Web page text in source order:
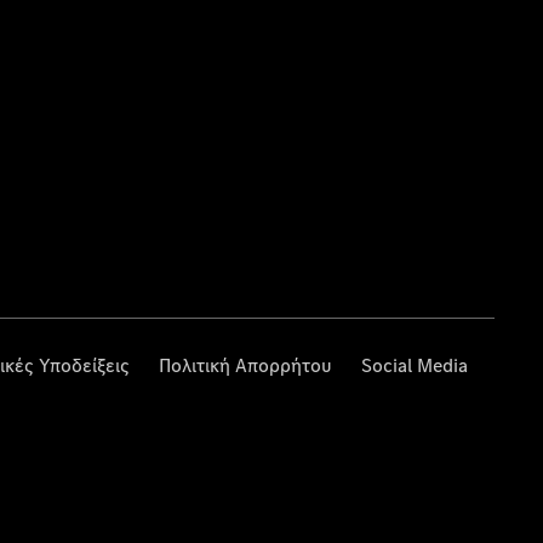
Υποδείξεις Πολιτική Απορρήτου Social Media